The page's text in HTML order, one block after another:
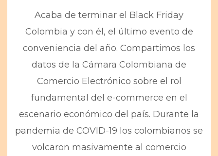
Acaba de terminar el Black Friday
Colombia y con él, el último evento de
conveniencia del año. Compartimos los
datos de la Cámara Colombiana de
Comercio Electrónico sobre el rol
fundamental del e-commerce en el
escenario económico del país. Durante la
pandemia de COVID-19 los colombianos se
volcaron masivamente al comercio